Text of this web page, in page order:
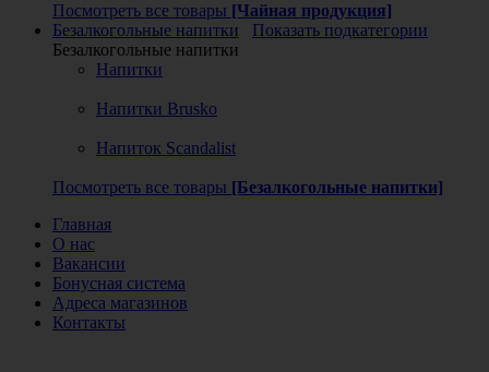
Посмотреть все товары [Чайная продукция]
Безалкогольные напитки
Показать подкатегории
Безалкогольные напитки
Напитки
Напитки Brusko
Напиток Scandalist
Посмотреть все товары [Безалкогольные напитки]
Главная
О нас
Вакансии
Бонусная система
Адреса магазинов
Контакты